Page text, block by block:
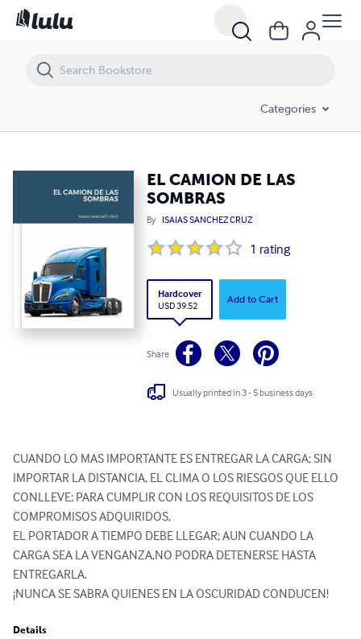
Categories
EL CAMION DE LAS
SOMBRAS
By ISAIAS SANCHEZ CRUZ
1 rating
Hardcover
USD 39.52
Add to Cart
Share
Usually printed in 3 - 5 business days
CUANDO LO MAS IMPORTANTE ES ENTREGAR LA CARGA; SIN
IMPORTAR LA DISTANCIA, EL CLIMA O LOS RIESGOS QUE ELLO
CONLLEVE; PARA CUMPLIR CON LOS REQUISITOS DE LOS
COMPROMISOS ADQUIRIDOS,
EL PORTADOR A TIEMPO DEBE LLEGAR; AUN CUANDO LA
CARGA SEA LA VENGANZA,NO PODRA DETENERSE HASTA
ENTREGARLA.
¡NUNCA SE SABRA QUIENES EN LA OSCURIDAD CONDUCEN!
Details
EL CAMION DE LAS SOMBRAS